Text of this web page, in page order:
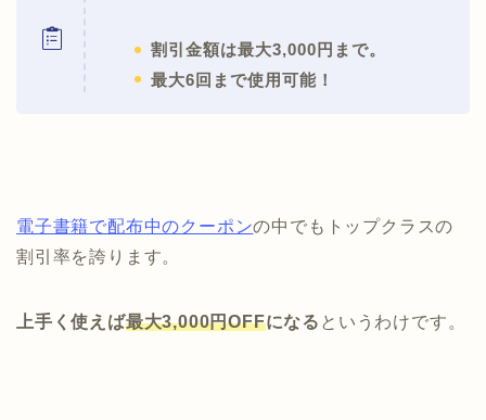
割引金額は最大3,000円まで。
最大6回まで使用可能！
電子書籍で配布中のクーポンの中でもトップクラスの
割引率を誇ります。
上手く使えば最大3,000円OFFになる というわけです。